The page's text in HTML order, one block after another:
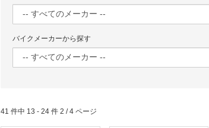
バイクメーカーから探す
41 件中 13 - 24 件 2 / 4 ページ